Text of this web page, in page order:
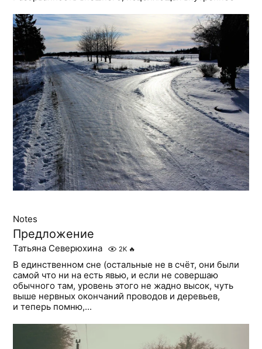
Notes
Предложение
Татьяна Северюхина 2K 🔥
В единственном сне (остальные не в счёт, они были
самой что ни на есть явью, и если не совершаю
обычного там, уровень этого не жадно высок, чуть
выше нервных окончаний проводов и деревьев,
и теперь помню,...